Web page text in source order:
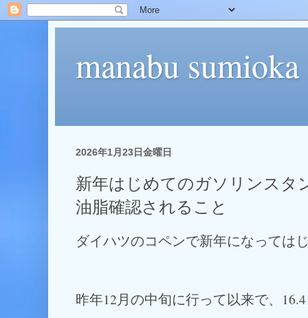
manabu sumioka
2026年1月23日金曜日
新年はじめてのガソリンスタ
油脂確認されること
ダイハツのコペンで新年になっては
昨年12月の中旬に行って以来で、